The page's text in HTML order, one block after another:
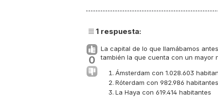
1 respuesta:
0
La capital de lo que llamábamos
también la que cuenta con un mayor
Ámsterdam con 1.028.603
Róterdam con 982.986 habitantes
La Haya con 619.414 habitantes